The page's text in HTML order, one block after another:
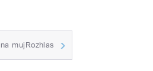
mujRozhlas